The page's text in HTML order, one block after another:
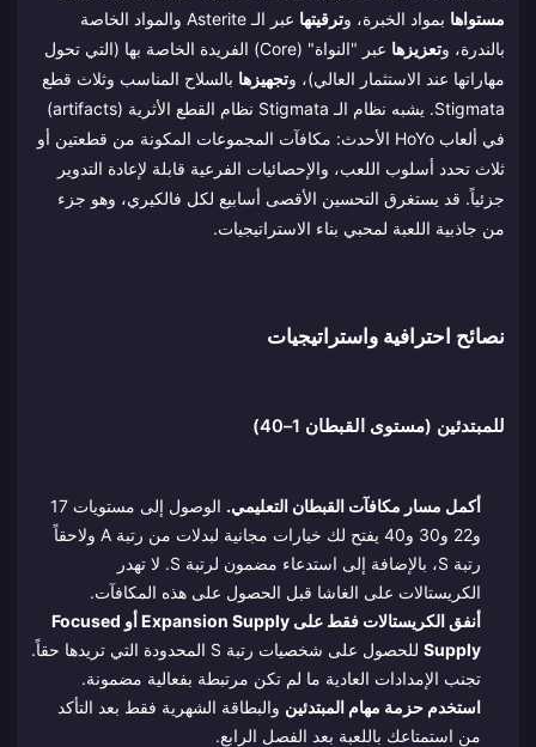
مستواها بمواد الخبرة، وترقيتها
عبر الـ Asterite والمواد الخاصة
بالندرة، وتعزيزها
عبر "النواة" (Core) الفريدة الخاصة بها (التي تحول
مهاراتها عند الاستثمار العالي)، وتجهيزها بالسلاح المناسب وثلاث قطع
Stigmata. يشبه نظام الـ Stigmata نظام القطع الأثرية (artifacts)
في ألعاب HoYo الأحدث: مكافآت المجموعات المكونة من قطعتين أو
ثلاث تحدد أسلوب اللعب، والإحصائيات الفرعية قابلة لإعادة التدوير
جزئياً. قد يستغرق التحسين الأقصى أسابيع لكل فالكيري، وهو جزء
من جاذبية اللعبة لمحبي بناء الاستراتيجيات.
نصائح احترافية واستراتيجيات
للمبتدئين (مستوى القبطان 1–40)
أكمل مسار مكافآت القبطان التعليمي.
الوصول إلى مستويات 17
و22 و30 و40 يفتح لك خيارات مجانية لبدلات من رتبة A ولاحقاً
رتبة S، بالإضافة إلى استدعاء مضمون لرتبة S. لا تهدر
الكريستالات على الغاشا قبل الحصول على هذه المكافآت.
أنفق الكريستالات فقط على Expansion Supply أو Focused
Supply
للحصول على شخصيات رتبة S المحدودة التي تريدها حقاً.
تجنب الإمدادات العادية ما لم تكن مرتبطة بفعالية مضمونة.
استخدم حزمة مهام المبتدئين والبطاقة الشهرية فقط بعد التأكد
من استمتاعك باللعبة بعد الفصل الرابع.